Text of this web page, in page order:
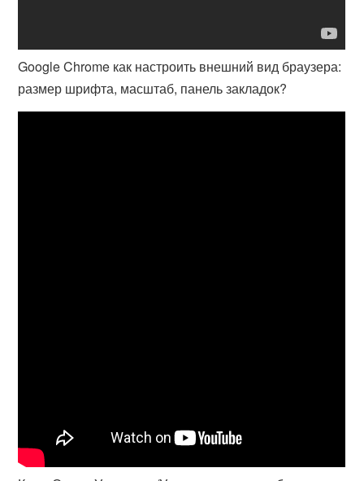
Google Chrome как настроить внешний вид браузера:
размер шрифта, масштаб, панель закладок?